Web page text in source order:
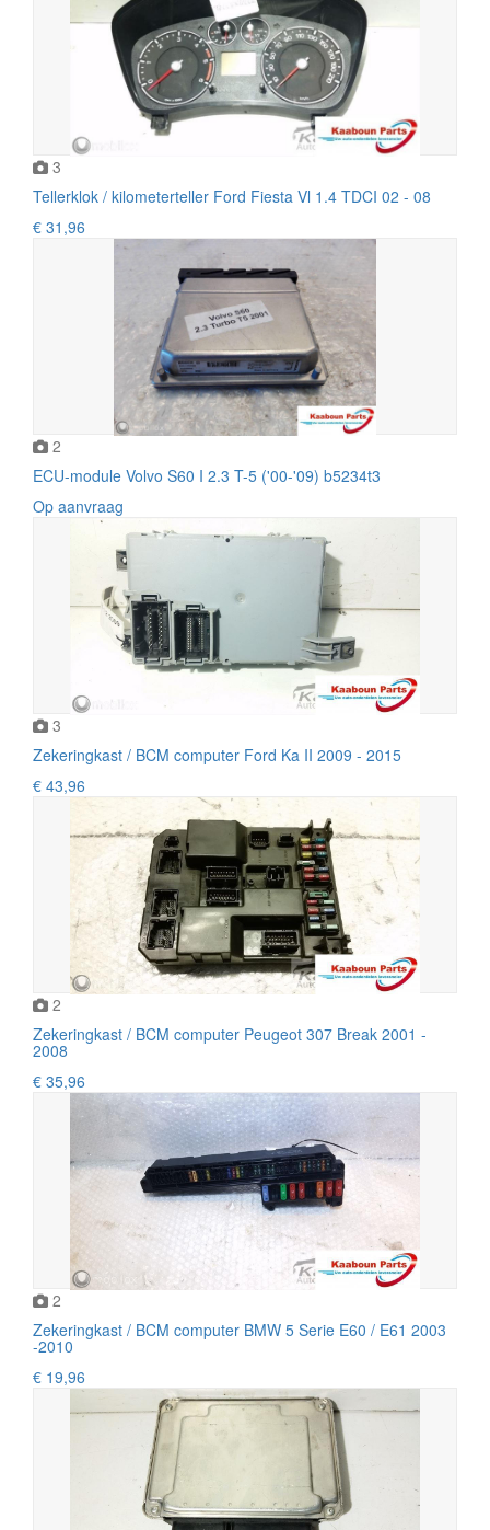
3
Tellerklok / kilometerteller Ford Fiesta Vl 1.4 TDCI 02 - 08
€ 31,96
2
ECU-module Volvo S60 I 2.3 T-5 ('00-'09) b5234t3
Op aanvraag
3
Zekeringkast / BCM computer Ford Ka II 2009 - 2015
€ 43,96
2
Zekeringkast / BCM computer Peugeot 307 Break 2001 -
2008
€ 35,96
2
Zekeringkast / BCM computer BMW 5 Serie E60 / E61 2003
-2010
€ 19,96